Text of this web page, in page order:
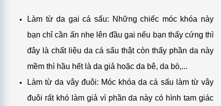
Làm từ da gai cá sấu: Những chiếc móc khóa này
bạn chỉ cần ấn nhẹ lên đầu gai nếu bạn thấy cứng thì
đây là chất liệu da cá sấu thật còn thấy phần da này
mềm thì hầu hết là da giả hoặc da bê, da bò,...
Làm từ da vây đuôi: Móc khóa da cá sấu làm từ vây
đuôi rất khó làm giả vì phần da này có hình tam giác